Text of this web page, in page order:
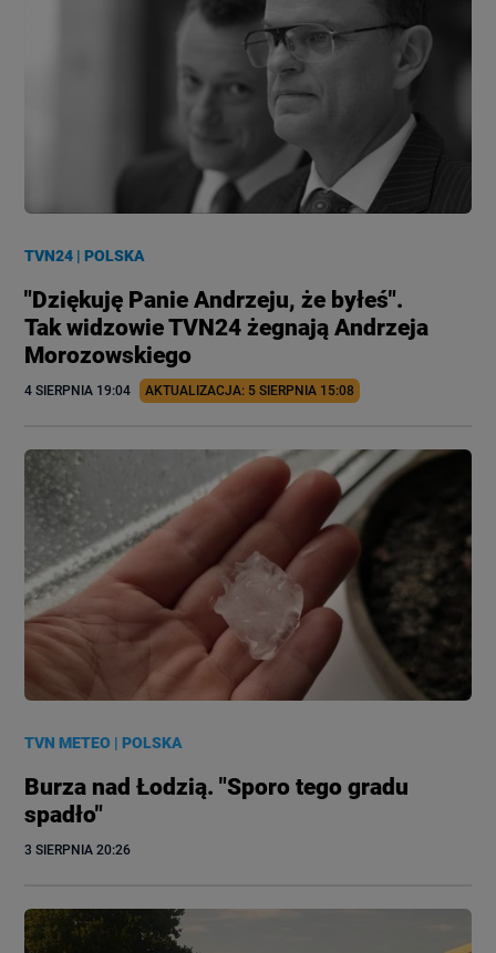
TVN24 |POLSKA
"Dziękuję Panie Andrzeju, że byłeś".
Tak widzowie TVN24 żegnają Andrzeja
Morozowskiego
4 SIERPNIA 19:04 AKTUALIZACJA: 5 SIERPNIA 15:08
TVN METEO |POLSKA
Burza nad Łodzią. "Sporo tego gradu
spadło"
3 SIERPNIA 20:26